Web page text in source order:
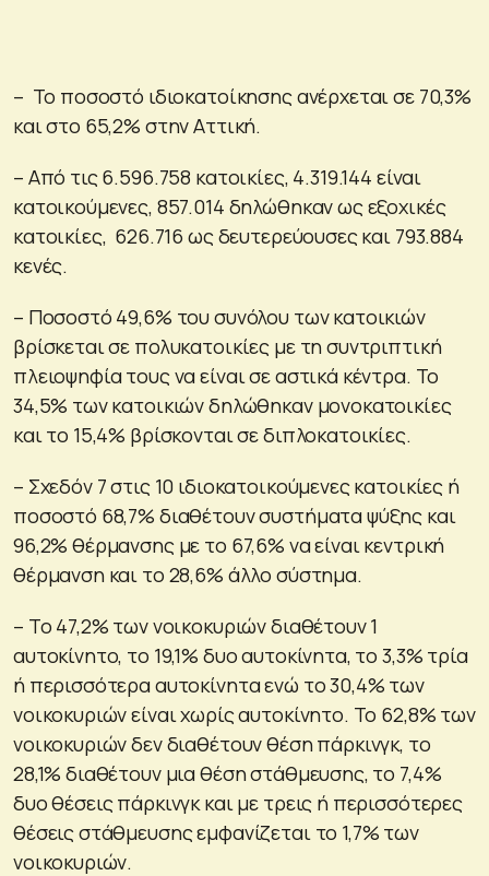
– Το ποσοστό ιδιοκατοίκησης ανέρχεται σε 70,3%
και στο 65,2% στην Αττική.
– Από τις 6.596.758 κατοικίες, 4.319.144 είναι
κατοικούμενες, 857.014 δηλώθηκαν ως εξοχικές
κατοικίες, 626.716 ως δευτερεύουσες και 793.884
κενές.
– Ποσοστό 49,6% του συνόλου των κατοικιών
βρίσκεται σε πολυκατοικίες με τη συντριπτική
πλειοψηφία τους να είναι σε αστικά κέντρα. Το
34,5% των κατοικιών δηλώθηκαν μονοκατοικίες
και το 15,4% βρίσκονται σε διπλοκατοικίες.
– Σχεδόν 7 στις 10 ιδιοκατοικούμενες κατοικίες ή
ποσοστό 68,7% διαθέτουν συστήματα ψύξης και
96,2% θέρμανσης με το 67,6% να είναι κεντρική
θέρμανση και το 28,6% άλλο σύστημα.
– Το 47,2% των νοικοκυριών διαθέτουν 1
αυτοκίνητο, το 19,1% δυο αυτοκίνητα, το 3,3% τρία
ή περισσότερα αυτοκίνητα ενώ το 30,4% των
νοικοκυριών είναι χωρίς αυτοκίνητο. Το 62,8% των
νοικοκυριών δεν διαθέτουν θέση πάρκινγκ, το
28,1% διαθέτουν μια θέση στάθμευσης, το 7,4%
δυο θέσεις πάρκινγκ και με τρεις ή περισσότερες
θέσεις στάθμευσης εμφανίζεται το 1,7% των
νοικοκυριών.